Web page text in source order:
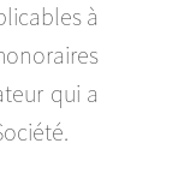
à
qui a